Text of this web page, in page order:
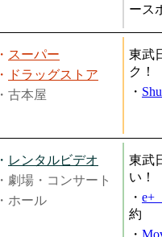
ース
・ スーパー
・
ドラッグストア
・古本屋
東武
ク！
・
・ レンタルビデオ
・劇場・コンサート
・ホール
東武
い！
・ e+
約
・